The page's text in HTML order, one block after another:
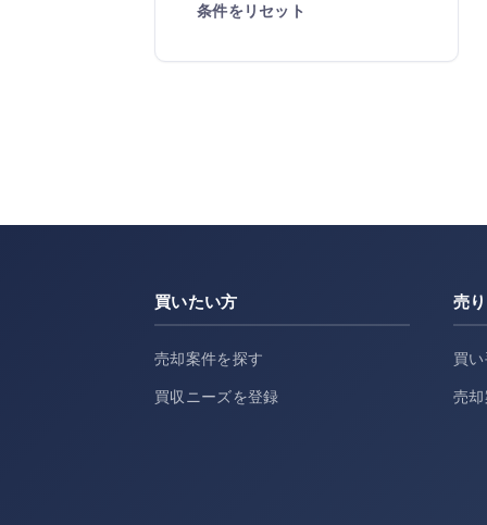
条件をリセット
買いたい方
売却案件を探す
買収ニーズを登録
売
買
売